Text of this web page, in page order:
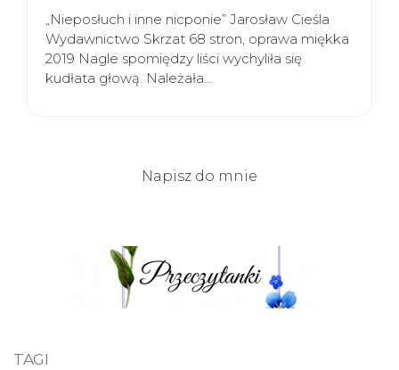
„Nieposłuch i inne nicponie” Jarosław Cieśla
Wydawnictwo Skrzat 68 stron, oprawa miękka
2019 Nagle spomiędzy liści wychyliła się
kudłata głową. Należała…
Napisz do mnie
TAGI